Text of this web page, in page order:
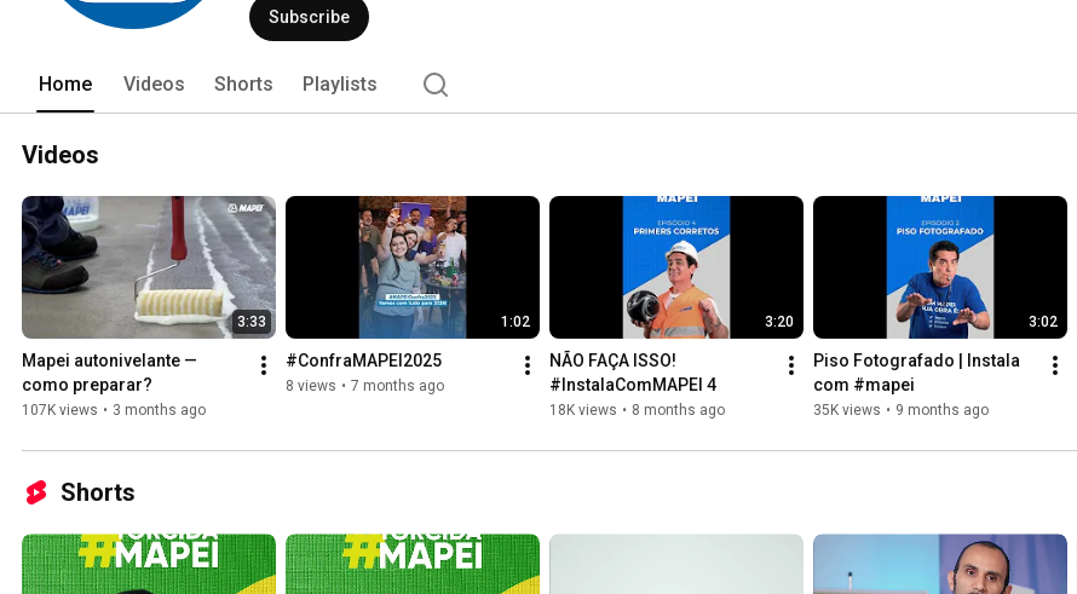
Subscribe
Home Videos Shorts Playlists
Videos
3:33
Mapei autonivelante —
como preparar?
107K views • 3 months ago
1:02
#ConfraMAPEI2025
8 views • 7 months ago
3:20
NÃO FAÇA ISSO!
#InstalaComMAPEI 4
18K views • 8 months ago
3:02
Piso Fotografado | Instala
com #mapei
35K views • 9 months ago
Shorts